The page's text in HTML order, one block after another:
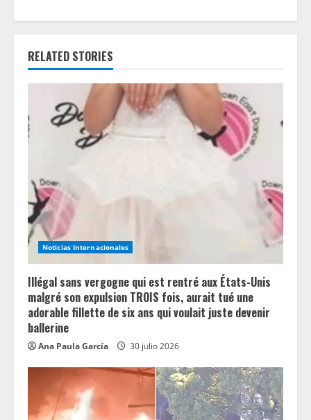
u
R
a
d
i
n
g
RELATED STORIES
Noticias Internacionales
Illégal sans vergogne qui est rentré aux États-Unis
malgré son expulsion TROIS fois, aurait tué une
adorable fillette de six ans qui voulait juste devenir
ballerine
Ana Paula García 30 julio 2026